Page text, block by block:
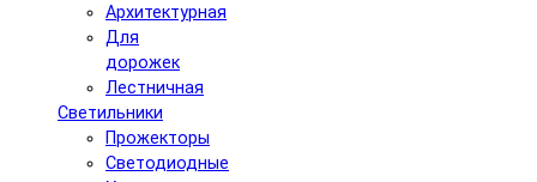
Архитектурная
Для
дорожек
Лестничная
Светильники
Прожекторы
Светодиодные